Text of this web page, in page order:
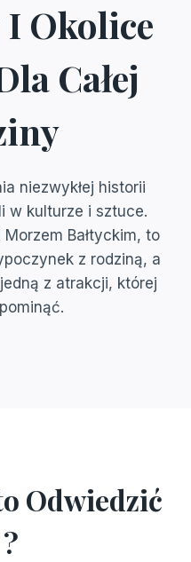
I Okolice
Całej
niezwykłej historii
w kulturze i sztuce.
Morzem Bałtyckim, to
z rodziną, a
z atrakcji, której
Odwiedzić